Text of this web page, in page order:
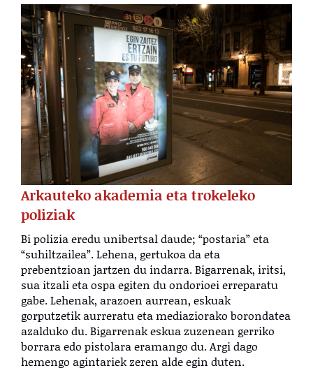
Arkauteko akademia eta trokeleko
poliziak
Bi polizia eredu unibertsal daude; “postaria” eta
“suhiltzailea”. Lehena, gertukoa da eta
prebentzioan jartzen du indarra. Bigarrenak, iritsi,
sua itzali eta ospa egiten du ondorioei erreparatu
gabe. Lehenak, arazoen aurrean, eskuak
gorputzetik aurreratu eta mediaziorako borondatea
azalduko du. Bigarrenak eskua zuzenean gerriko
borrara edo pistolara eramango du. Argi dago
hemengo agintariek zeren alde egin duten.